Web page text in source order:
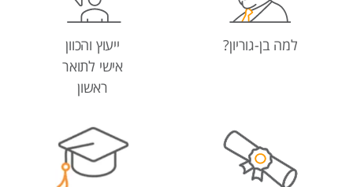
למה בן-גוריון?
ייעוץ והכוון
אישי לתואר
ראשון